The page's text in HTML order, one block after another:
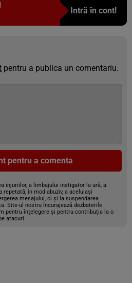
Intră în cont!
pentru a publica un comentariu.
pentru a comenta
injuriilor, a limbajului instigator la ură, a
în mod abuziv, a aceluiași
mesajului, ci și la suspendarea
Site-ul nostru încurajează dezbaterile
pentru înțelegere și pentru contribuția la o
atacuri.